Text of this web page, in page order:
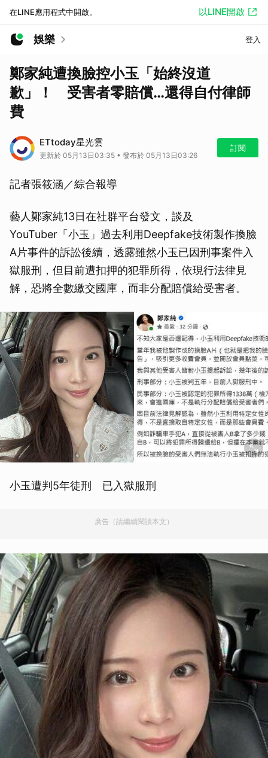
在LINE應用程式中開啟。 以LINE開啟
娛樂 登入
鄭家純遭換臉控小玉「始終沒道
歉」！ 受害者零賠償…還得自付律師
費
ETtoday星光雲
更新於 05月13日03:35 • 發布於 05月13日03:26
訂閱
記者張筱涵／綜合報導
藝人鄭家純13日在社群平台發文，談及
YouTuber「小玉」過去利用Deepfake技術製作換臉
A片事件的訴訟後續，透露雖然小玉已因刑事案件入
獄服刑，但目前遭扣押的犯罪所得，依現行法律見
解，恐將全數繳交國庫，而非分配賠償給受害者。
小玉遭判5年徒刑 已入獄服刑
廣告（請繼續閱讀本文）